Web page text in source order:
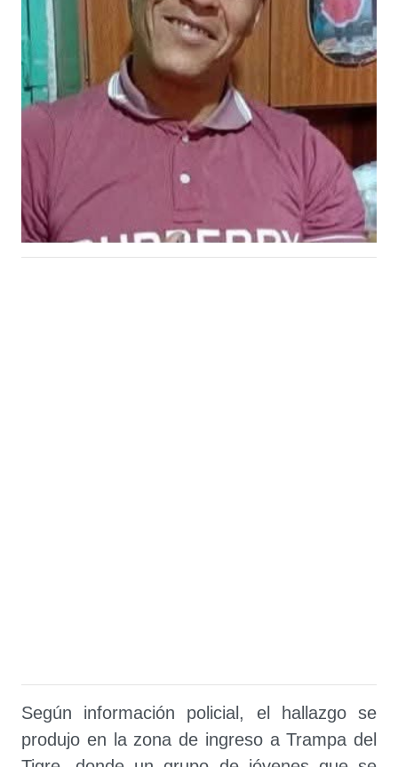
Según información policial, el hallazgo se
produjo en la zona de ingreso a Trampa del